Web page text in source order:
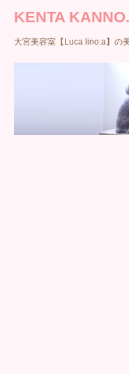
KENTA
大宮美容室【Luca lino:a】